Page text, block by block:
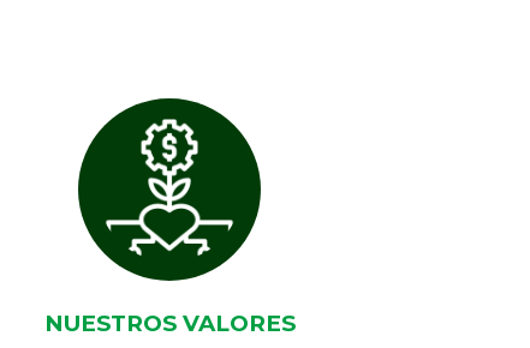
NUESTROS VALORES